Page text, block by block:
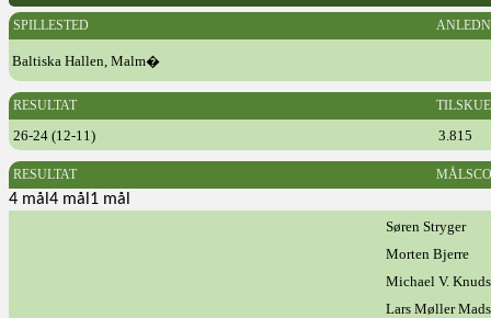
SPILLESTED
Baltiska Hallen, Malm�
RESULTAT
26-24 (12-11) 3.815
RESULTAT
4 mål4 mål1 mål
Søren Stryger
Morten Bjerre
Michael V.
Lars Møller